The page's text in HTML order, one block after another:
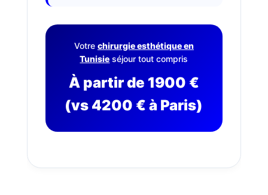
Nos
Tarifs
Nos
Votre chirurgie esthétique en
Tunisie séjour tout compris
À partir de 1900 €
(vs 4200 € à Paris)